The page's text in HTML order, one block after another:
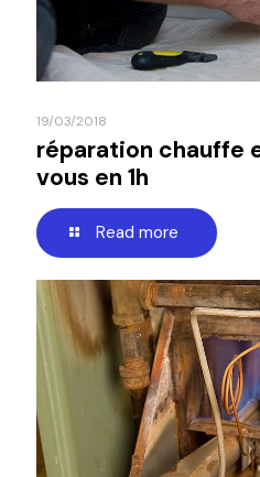
19/03/2018
réparation chauffe
vous en 1h
Read more